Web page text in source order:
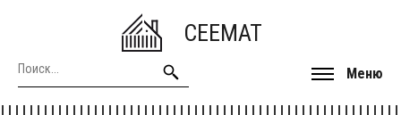
CEEMAT
Меню